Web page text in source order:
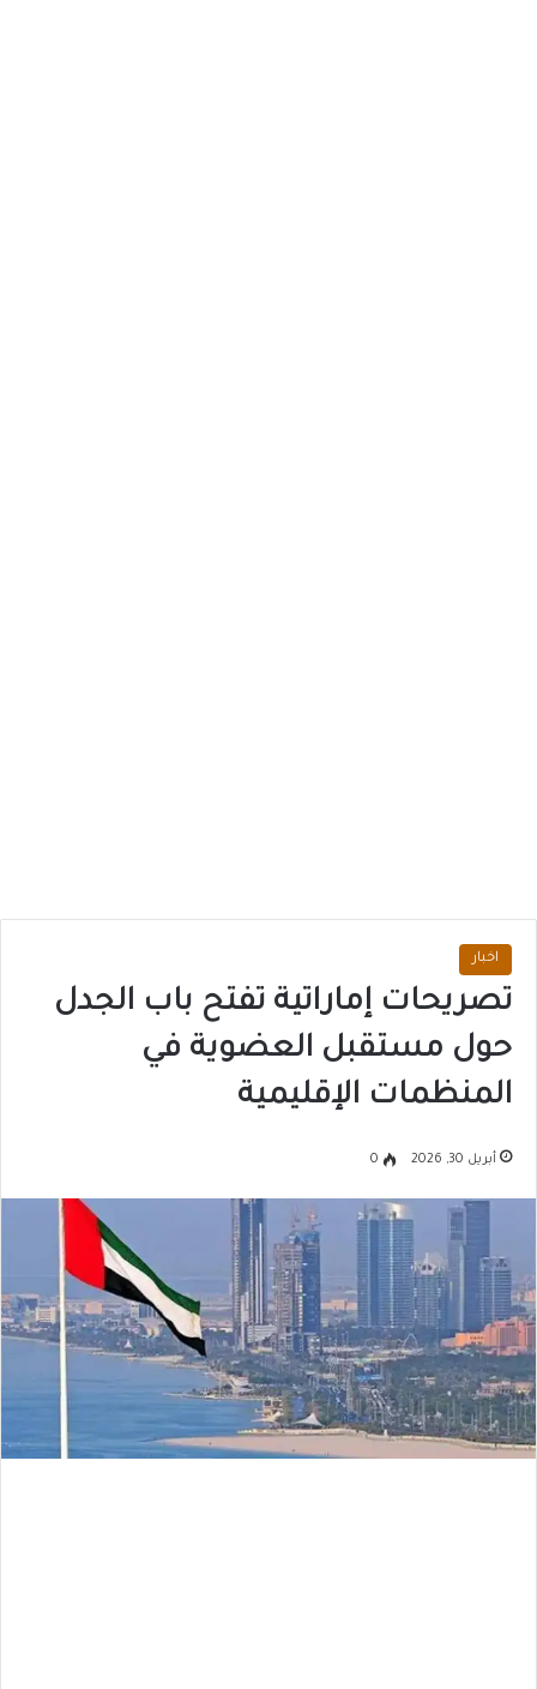
اخبار
تصريحات إماراتية تفتح باب الجدل
حول مستقبل العضوية في
المنظمات الإقليمية
أبريل 30, 2026 0